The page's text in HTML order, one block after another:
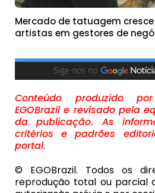
Mercado de tatuagem
artistas em gestores de
Conteúdo produzido
EGOBrazil e revisado pela
da publicação. As
critérios e padrões
portal.
© EGOBrazil. Todos os
reprodução total ou parcial